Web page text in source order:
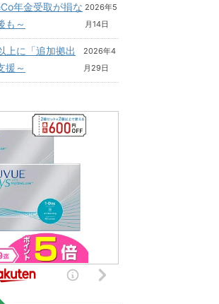
年金受取が損な
も～
2026年5
月14日
上に「追加拠出
援～
2026年4
月29日